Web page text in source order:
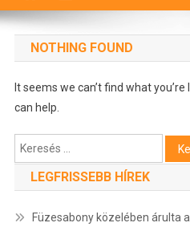
NOTHING FOUND
It seems we can’t find what
can help.
Keresés:
LEGFRISSEBB HÍREK
Füzesabony közelében árulta